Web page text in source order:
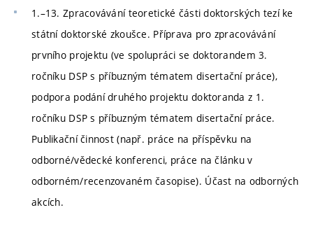
1.–13. Zpracovávání teoretické části doktorských tezí ke
státní doktorské zkoušce. Příprava pro zpracovávání
prvního projektu (ve spolupráci se doktorandem 3.
ročníku DSP s příbuzným tématem disertační práce),
podpora podání druhého projektu doktoranda z 1.
ročníku DSP s příbuzným tématem disertační práce.
Publikační činnost (např. práce na příspěvku na
odborné/vědecké konferenci, práce na článku v
odborném/recenzovaném časopise). Účast na odborných
akcích.